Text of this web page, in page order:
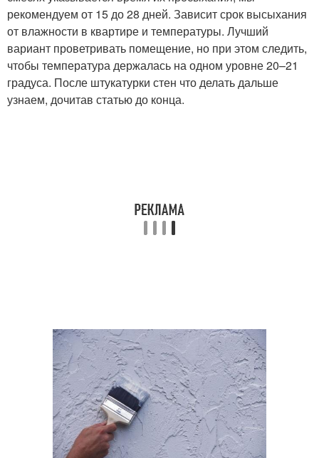
рекомендуем от 15 до 28 дней. Зависит срок высыхания
от влажности в квартире и температуры. Лучший
вариант проветривать помещение, но при этом следить,
чтобы температура держалась на одном уровне 20–21
градуса. После штукатурки стен что делать дальше
узнаем, дочитав статью до конца.